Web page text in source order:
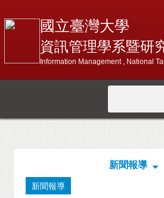
國立臺灣大學
資訊管理學系暨研
Information Management , National
新聞報導
新聞報導